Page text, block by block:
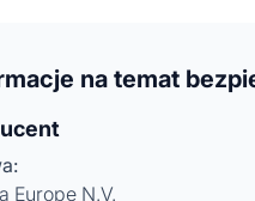
na temat
Europe N.V.